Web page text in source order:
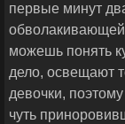
первые минут
можешь понять
дело, освещают
девочки,
чуть